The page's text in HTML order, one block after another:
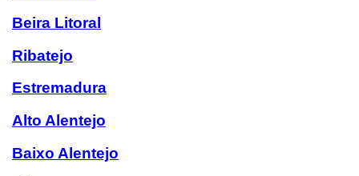
Beira Litoral
Ribatejo
Estremadura
Alto Alentejo
Baixo Alentejo